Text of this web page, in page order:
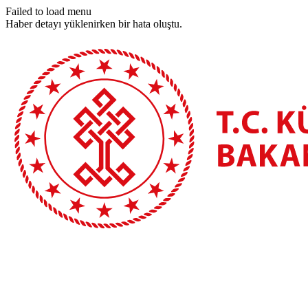
Failed to load menu
Haber detayı yüklenirken bir hata oluştu.